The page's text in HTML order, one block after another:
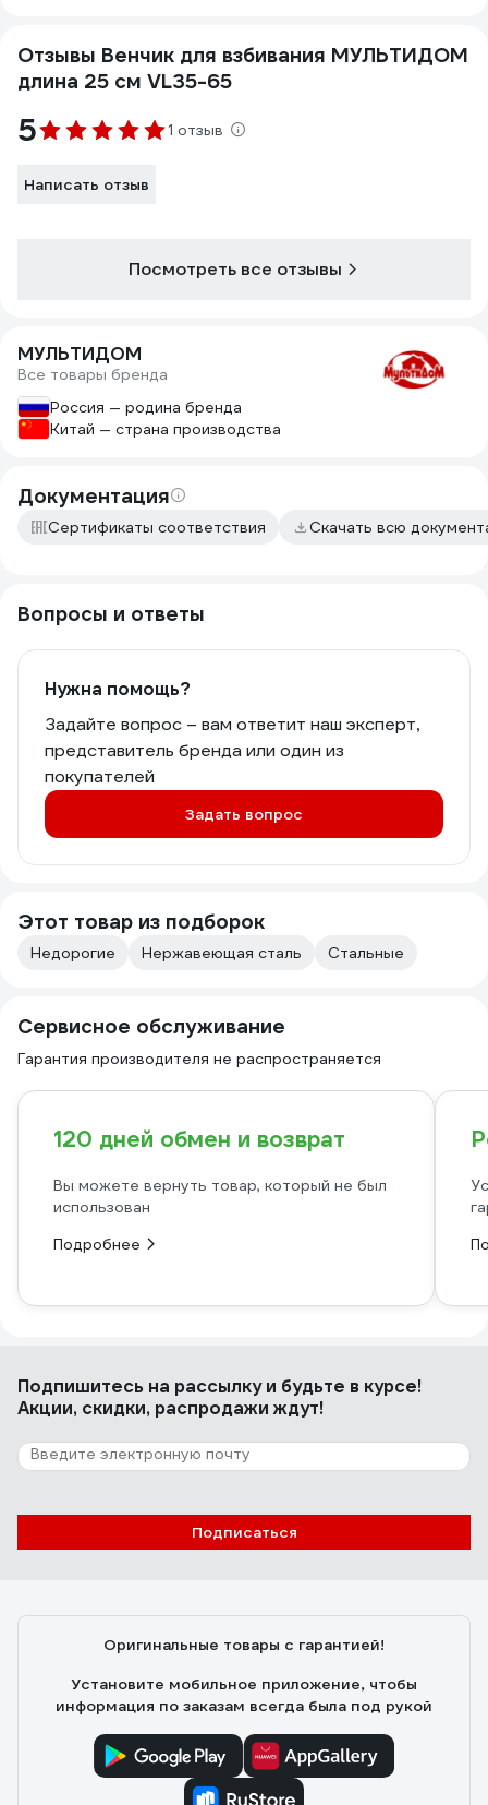
Отзывы Венчик для взбивания МУЛЬТИДОМ
длина 25 см VL35-65
5 1 отзыв
Написать отзыв
Посмотреть все отзывы
МУЛЬТИДОМ
Все товары бренда
Россия — родина бренда
Китай — страна производства
Документация
Сертификаты соответствия Скачать всю
Вопросы и ответы
Нужна помощь?
Задайте вопрос – вам ответит наш эксперт,
представитель бренда или один из
покупателей
Задать вопрос
Этот товар из подборок
Недорогие Нержавеющая сталь Стальные
Сервисное обслуживание
Гарантия производителя не распространяется
120 дней обмен и возврат
Вы можете вернуть товар, который не был
использован
Подробнее
Подпишитесь на рассылкуи будьте в курсе!
Акции, скидки, распродажи ждут!
Подписаться
Оригинальные товары с гарантией!
Установите мобильное приложение, чтобы
информация по заказам всегда была под рукой